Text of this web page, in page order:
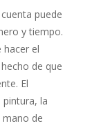
puede
y tiempo.
el
de que
El
la
mano de